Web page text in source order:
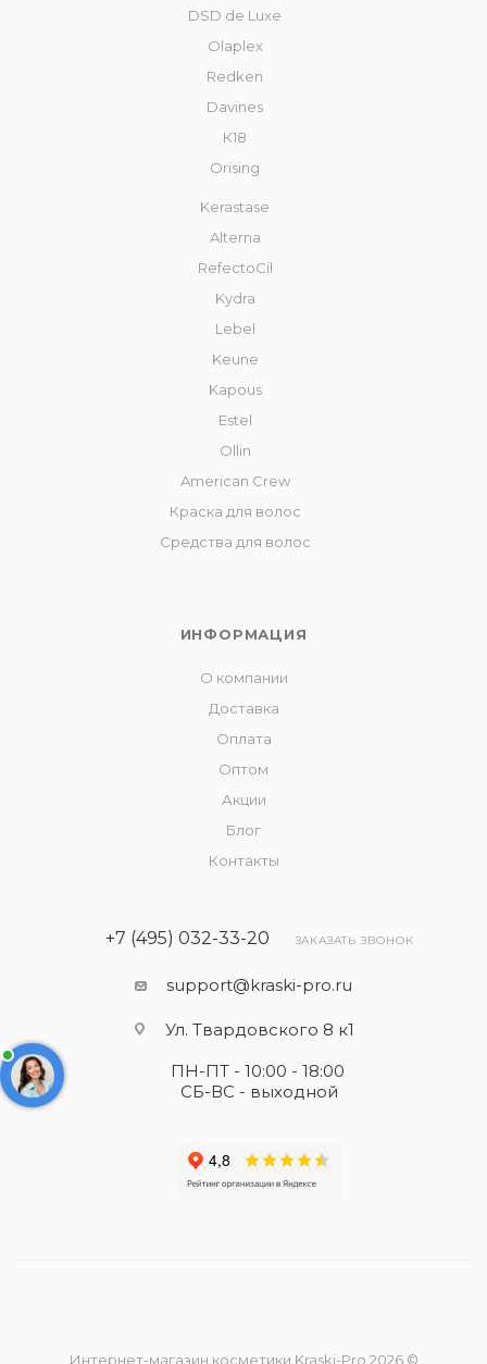
DSD de Luxe
Olaplex
Redken
Davines
К18
Orising
Kerastase
Alterna
RefectoCil
Kydra
Lebel
Keune
Kapous
Estel
Ollin
American Crew
Краска для волос
Средства для волос
ИНФОРМАЦИЯ
О компании
Доставка
Оплата
Оптом
Акции
Блог
Контакты
+7 (495) 032-33-20 ЗАКАЗАТЬ ЗВОНОК
support@kraski-pro.ru
Ул. Твардовского 8 к1
ПН-ПТ - 10:00 - 18:00
СБ-ВС - выходной
Интернет-магазин косметики Kraski-Pro 2026 ©